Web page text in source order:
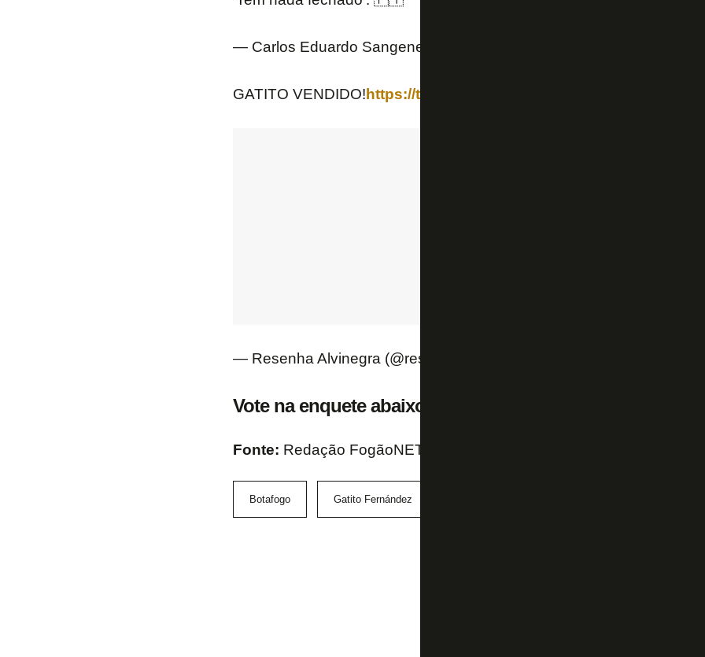
— Carlos Eduardo Sangenetto (@ce_sangenetto)
GATITO VENDIDO!https://t.co/ZweuvyPzC5
— Resenha Alvinegra (@resenhalvinegra)
Vote na enquete abaixo:
Fonte: Redação FogãoNET
Botafogo Gatito Fernández